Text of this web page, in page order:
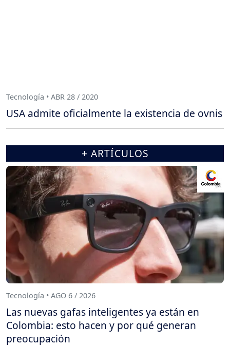
Tecnología • ABR 28 / 2020
USA admite oficialmente la existencia de ovnis
+ ARTÍCULOS
Tecnología • AGO 6 / 2026
Las nuevas gafas inteligentes ya están en
Colombia: esto hacen y por qué generan
preocupación